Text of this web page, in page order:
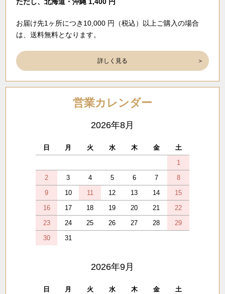
ただし、北海道・沖縄 1,400 円
お届け先1ヶ所につき10,000 円（税込）以上ご購入の場合
は、送料無料となります。
詳しく見る
営業カレンダー
2026年8月
日 月 火 水 木 金
土
1
2
3 4 5 6 7
8
9
10 11 12 13 14
15
16
17 18 19 20 21
22
23
24 25 26 27 28
29
30
31
2026年9月
日 月 火 水 木 金
土